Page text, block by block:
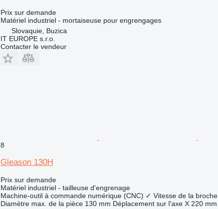
Prix sur demande
Matériel industriel - mortaiseuse pour engrengages
Slovaquie, Buzica
IT EUROPE s.r.o.
Contacter le vendeur
8
Gleason 130H
Prix sur demande
Matériel industriel - tailleuse d'engrenage
Machine-outil à commande numérique (CNC) ✓ Vitesse de la broche
Diamètre max. de la pièce 130 mm Déplacement sur l'axe X 220 mm